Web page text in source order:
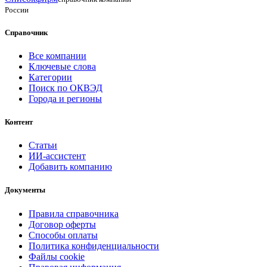
России
Справочник
Все компании
Ключевые слова
Категории
Поиск по ОКВЭД
Города и регионы
Контент
Статьи
ИИ-ассистент
Добавить компанию
Документы
Правила справочника
Договор оферты
Способы оплаты
Политика конфиденциальности
Файлы cookie